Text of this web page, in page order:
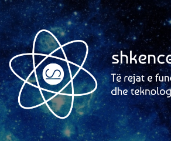
Skip
to
content